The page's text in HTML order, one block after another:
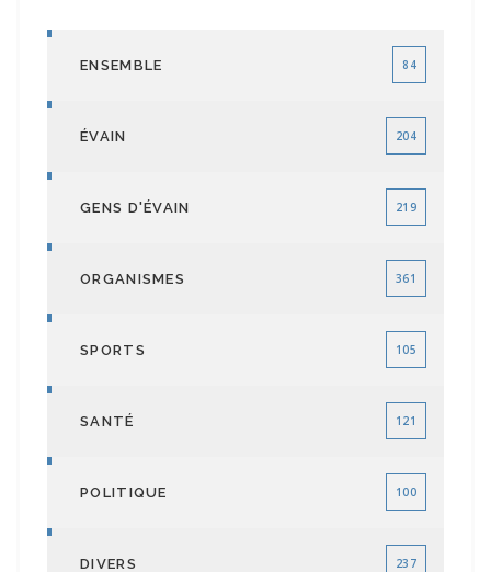
ENSEMBLE 84
ÉVAIN 204
GENS D'ÉVAIN 219
ORGANISMES 361
SPORTS 105
SANTÉ 121
POLITIQUE 100
DIVERS 237